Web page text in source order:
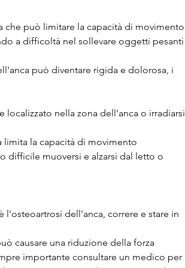
che può limitare la capacità di movimento
a difficoltà nel sollevare oggetti pesanti
può diventare rigida e dolorosa, i
nella zona dell'anca o irradiarsi
la capacità di movimento
difficile muoversi e alzarsi dal letto o
l'osteoartrosi dell'anca, correre e stare in
causare una riduzione della forza
importante consultare un medico per